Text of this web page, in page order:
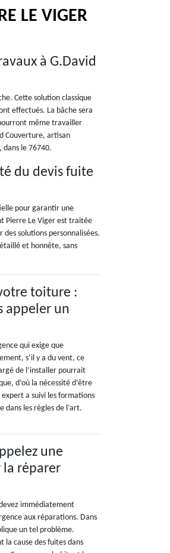
LE VIGER
à G.David
Cette solution classique
effectués. La bâche sera
même travailler
Couverture, artisan
dans le 76740.
du devis fuite
pour garantir une
Pierre Le Viger est traitée
solutions personnalisées.
et honnête, sans
toiture :
appeler un
qui exige que
s’il y a du vent, ce
de l’installer pourrait
d’où la nécessité d’être
a suivi les formations
dans les règles de l’art.
une
réparer
immédiatement
aux réparations. Dans
un tel problème.
la cause des fuites dans